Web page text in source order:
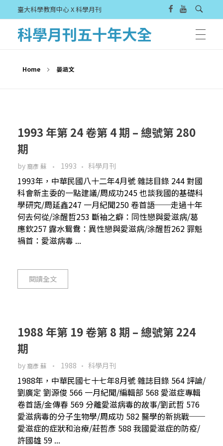
臺大科學教育中心 X 科學月刊
科學月刊五十年大全
Home 晏涵文
1993 年第 24 卷第 4 期 – 總號第 280
期
by 裔彥 蘇 1993 科學月刊
1993年，中華民國八十二年4月號 雜誌目錄 244 對國
科會新主委的一點建議/周成功245 也談我國的基礎科
學研究/周延鑫247 一月紀聞250 卷首語──走過十年
何去何從/涂醒哲253 斷袖之癖：同性戀與愛滋病/葛
應欽257 露水鴛鴦：異性戀與愛滋病/涂醒哲262 罪魁
禍首：愛滋病毒 ...
閱讀全文
1988 年第 19 卷第 8 期 – 總號第 224
期
by 裔彥 蘇 1988 科學月刊
1988年，中華民國七十七年8月號 雜誌目錄 564 評論/
劉廣定 劉源俊 566 一月紀聞/編輯部 568 愛滋症專輯
卷首語/金傳春 569 分離愛滋病毒的故事/劉武哲 576
愛滋病毒的分子生物學/周成功 582 醫學的新挑戰──
愛滋症的症狀和治療/莊哲彥 588 我國愛滋症的防疫/
許國雄 59 ...